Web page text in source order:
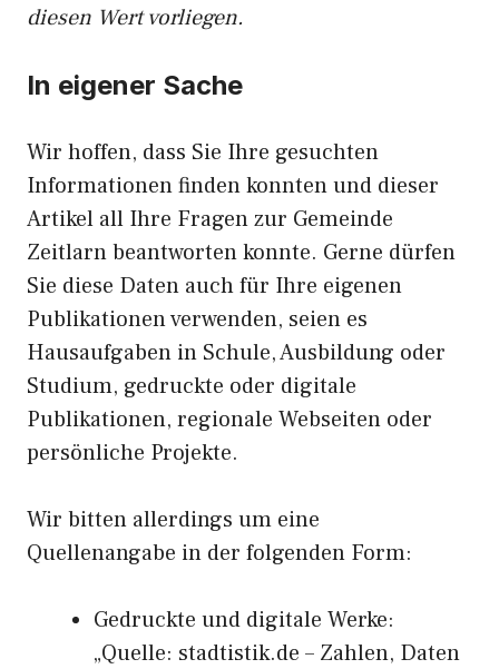
diesen Wert vorliegen.
In eigener Sache
Wir hoffen, dass Sie Ihre gesuchten
Informationen finden konnten und dieser
Artikel all Ihre Fragen zur Gemeinde
Zeitlarn beantworten konnte. Gerne dürfen
Sie diese Daten auch für Ihre eigenen
Publikationen verwenden, seien es
Hausaufgaben in Schule, Ausbildung oder
Studium, gedruckte oder digitale
Publikationen, regionale Webseiten oder
persönliche Projekte.
Wir bitten allerdings um eine
Quellenangabe in der folgenden Form:
Gedruckte und digitale Werke:
„Quelle: stadtistik.de – Zahlen, Daten